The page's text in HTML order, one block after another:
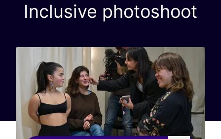
Inclusive photoshoot